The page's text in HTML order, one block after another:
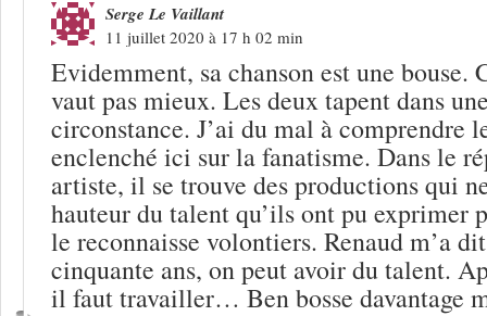
Serge Le Vaillant
11 juillet 2020 à 17 h 02 min
Evidemment, sa chanson est une bouse.
vaut pas mieux. Les deux tapent dans
circonstance. J’ai du mal à comprendre
enclenché ici sur la fanatisme. Dans le
artiste, il se trouve des productions qui
hauteur du talent qu’ils ont pu exprimer
le reconnaisse volontiers. Renaud m’a
cinquante ans, on peut avoir du talent.
il faut travailler… Ben bosse davantage